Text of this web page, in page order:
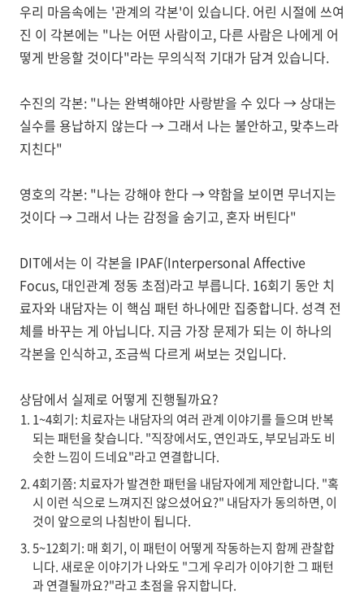
우리 마음속에는 '관계의 각본'이 있습니다. 어린 시절에 쓰여
진 이 각본에는 "나는 어떤 사람이고, 다른 사람은 나에게 어
떻게 반응할 것이다"라는 무의식적 기대가 담겨 있습니다.
수진의 각본: "나는 완벽해야만 사랑받을 수 있다 → 상대는
실수를 용납하지 않는다 → 그래서 나는 불안하고, 맞추느라
지친다"
영호의 각본: "나는 강해야 한다 → 약함을 보이면 무너지는
것이다 → 그래서 나는 감정을 숨기고, 혼자 버틴다"
DIT에서는 이 각본을 IPAF(Interpersonal Affective
Focus, 대인관계 정동 초점)라고 부릅니다. 16회기 동안 치
료자와 내담자는 이 핵심 패턴 하나에만 집중합니다. 성격 전
체를 바꾸는 게 아닙니다. 지금 가장 문제가 되는 이 하나의
각본을 인식하고, 조금씩 다르게 써보는 것입니다.
상담에서 실제로 어떻게 진행될까요?
1~4회기: 치료자는 내담자의 여러 관계 이야기를 들으며 반복
되는 패턴을 찾습니다. "직장에서도, 연인과도, 부모님과도 비
슷한 느낌이 드네요"라고 연결합니다.
4회기쯤: 치료자가 발견한 패턴을 내담자에게 제안합니다. "혹
시 이런 식으로 느껴지진 않으셨어요?" 내담자가 동의하면, 이
것이 앞으로의 나침반이 됩니다.
5~12회기: 매 회기, 이 패턴이 어떻게 작동하는지 함께 관찰합
니다. 새로운 이야기가 나와도 "그게 우리가 이야기한 그 패턴
과 연결될까요?"라고 초점을 유지합니다.